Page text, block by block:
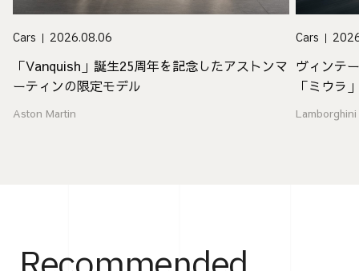
Cars 2026.08.06
「Vanquish」誕生25周年を記念したアストンマ
ーティンの限定モデル
Aston Martin
Cars
ヴィンテ
「ミウラ
Lamborghini